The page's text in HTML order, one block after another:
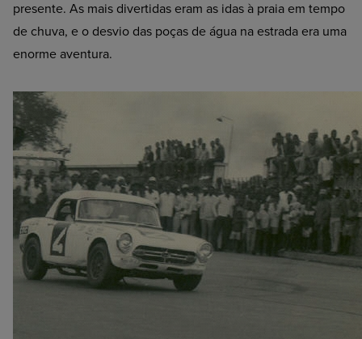
presente. As mais divertidas eram as idas à praia em tempo
de chuva, e o desvio das poças de água na estrada era uma
enorme aventura.